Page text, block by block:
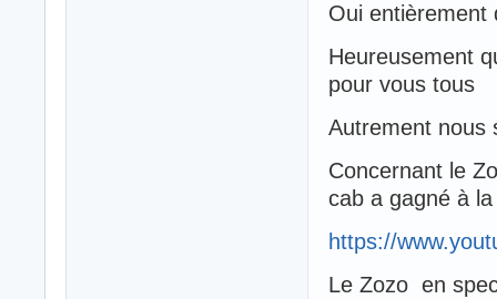
Oui entièrement
Heureusement
pour vous tous
Autrement nous
Concernant le
cab a gagné à
https://
Le Zozo en